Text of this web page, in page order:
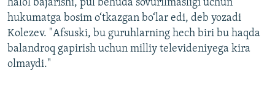
halol bajarishi, pul behuda sovurilmasligi uchun
hukumatga bosim o‘tkazgan bo‘lar edi, deb yozadi
Kolezev. "Afsuski, bu guruhlarning hech biri bu haqda
balandroq gapirish uchun milliy televideniyega kira
olmaydi."